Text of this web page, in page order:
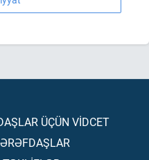
ÜÇÜN VİDCET